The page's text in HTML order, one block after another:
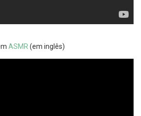
ASMR (em inglês)